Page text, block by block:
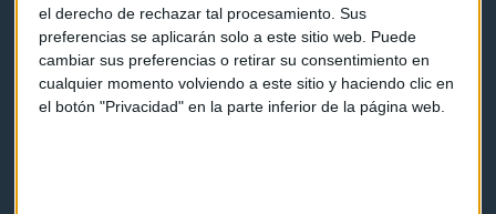
el derecho de rechazar tal procesamiento. Sus
preferencias se aplicarán solo a este sitio web. Puede
cambiar sus preferencias o retirar su consentimiento en
cualquier momento volviendo a este sitio y haciendo clic en
el botón "Privacidad" en la parte inferior de la página web.
Contacto
Cómo escucharnos
Política de privacidad